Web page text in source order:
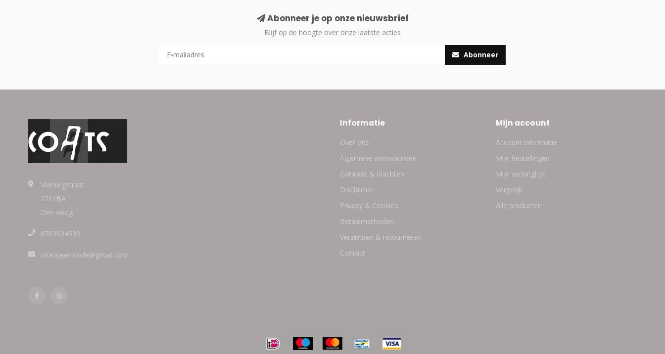
Abonneer je op onze nieuwsbrief
Blijf op de hoogte over onze laatste acties
Abonneer
Vlamingstraat
2511BA
Den Haag
0703634530
coatsleermode@gmail.com
Informatie
Over ons
Algemene voorwaarden
Garantie & Klachten
Disclaimer
Privacy & Cookies
Betaalmethoden
Verzenden & retourneren
Contact
Mijn account
Account informatie
Mijn bestellingen
Mijn verlanglijst
Vergelijk
Alle producten